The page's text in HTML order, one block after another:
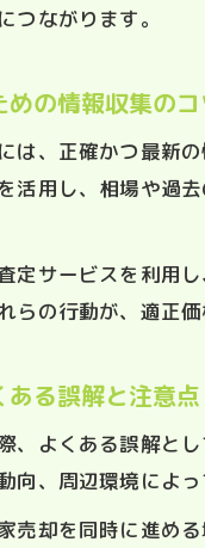
つながります。
の情報収集のコ
は、正確かつ最新
活用し、相場や過
定サービスを利用
らの行動が、適正
る誤解と注意点
、よくある誤解と
向、周辺環境によ
売却を同時に進め